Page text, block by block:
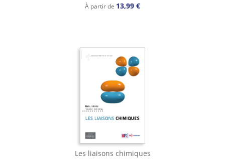
À partir de 13,99 €
Les liaisons chimiques